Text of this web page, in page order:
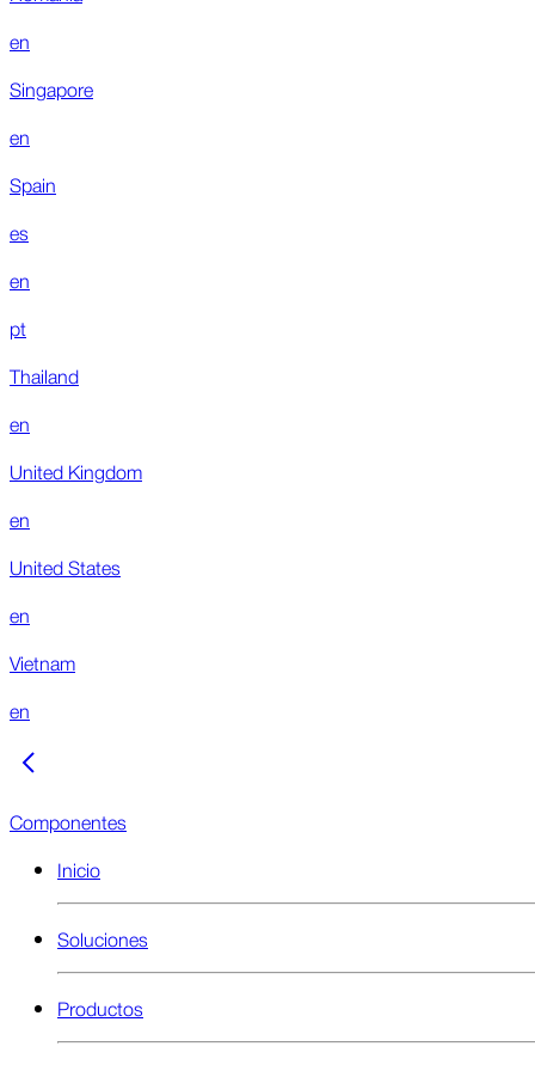
en
Singapore
en
Spain
es
en
pt
Thailand
en
United Kingdom
en
United States
en
Vietnam
en
Componentes
Inicio
Soluciones
Productos